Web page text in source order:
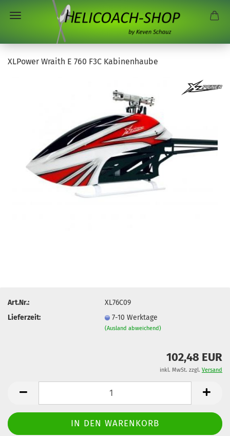
XLPower Wraith E 760 F3C Kabinenhaube
Art.Nr.:
XL76C09
Lieferzeit:
7-10 Werktage
(Ausland abweichend)
102,48 EUR
inkl. MwSt. zzgl. Versand